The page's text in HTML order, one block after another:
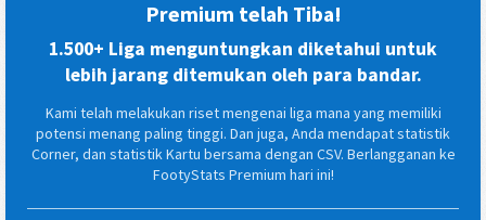
Premium telah Tiba!
1.500+ Liga menguntungkan diketahui untuk
lebih jarang ditemukan oleh para bandar.
Kami telah melakukan riset mengenai liga mana yang memiliki
potensi menang paling tinggi. Dan juga, Anda mendapat statistik
Corner, dan statistik Kartu bersama dengan CSV. Berlangganan ke
FootyStats Premium hari ini!